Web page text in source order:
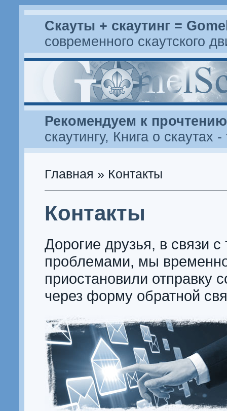
Скауты + скаутинг =
современного скаутского
Рекомендуем к прочтению
скаутингу, Книга о скаутах -
Главная » Контакты
Контакты
Дорогие друзья, в связи с
проблемами, мы
приостановили отправку
через форму обратной